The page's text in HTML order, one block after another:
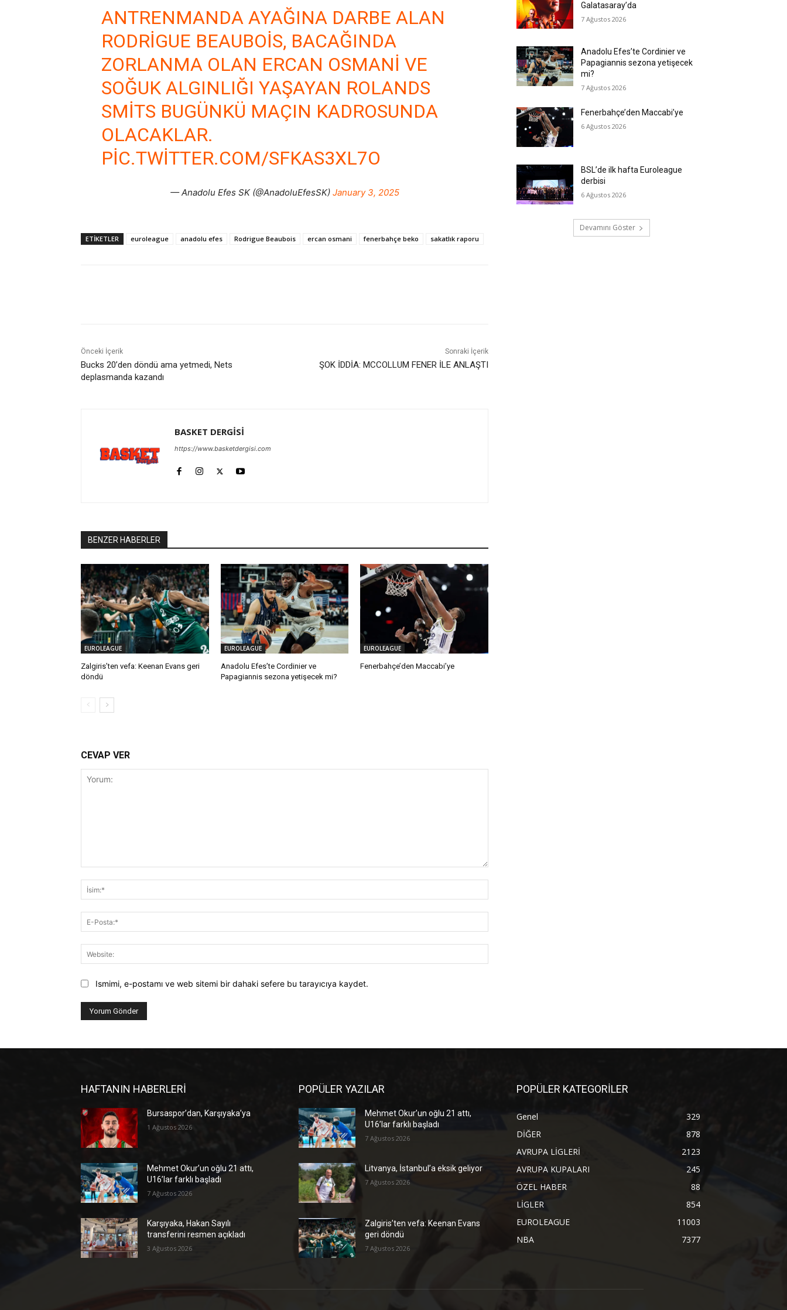
ANTRENMANDA AYAĞINA DARBE ALAN
RODRIGUE BEAUBOIS, BACAĞINDA
ZORLANMA OLAN ERCAN OSMANI VE
SOĞUK ALGINLIĞI YAŞAYAN ROLANDS
SMITS BUGÜNKÜ MAÇIN KADROSUNDA
OLACAKLAR.
PIC.TWITTER.COM/SFKAS3XL7O
— Anadolu Efes SK (@AnadoluEfesSK) January 3, 2025
ETIKETLER euroleague anadolu efes Rodrigue Beaubois ercan osmani fenerbahçe beko sakatlık raporu
Önceki İçerik
Bucks 20’den döndü ama yetmedi, Nets
deplasmanda kazandı
Sonraki İçerik
ŞOK İDDİA: MCCOLLUM FENER İLE ANLAŞTI
BASKET DERGİSİ
https://www.basketdergisi.com
BENZER HABERLER
EUROLEAGUE
Zalgiris’ten vefa: Keenan Evans geri
döndü
EUROLEAGUE
Anadolu Efes’te Cordinier ve
Papagiannis sezona yetişecek mi?
EUROLEAGUE
Fenerbahçe’den Maccabi’ye
CEVAP VER
Posta:*
Ismimi, e-postamı ve web sitemi bir dahaki sefere bu tarayıcıya kaydet.
Galatasaray’da
7 Ağustos 2026
Anadolu Efes’te Cordinier ve
Papagiannis sezona yetişecek
mi?
7 Ağustos 2026
Fenerbahçe’den Maccabi’ye
6 Ağustos 2026
BSL’de ilk hafta Euroleague
derbisi
6 Ağustos 2026
Devamını Göster
HAFTANIN HABERLERİ
Bursaspor’dan, Karşıyaka’ya
1 Ağustos 2026
Mehmet Okur’un oğlu 21 attı,
U16’lar farklı başladı
7 Ağustos 2026
Karşıyaka, Hakan Sayılı
transferini resmen açıkladı
3 Ağustos 2026
POPÜLER YAZILAR
Mehmet Okur’un oğlu 21 attı,
U16’lar farklı başladı
7 Ağustos 2026
Litvanya, İstanbul’a eksik geliyor
7 Ağustos 2026
Zalgiris’ten vefa: Keenan Evans
geri döndü
7 Ağustos 2026
POPÜLER KATEGORİLER
Genel
329
DİĞER
878
AVRUPA LİGLERİ
2123
AVRUPA KUPALARI
245
ÖZEL HABER
88
LİGLER
854
EUROLEAGUE
11003
NBA
7377